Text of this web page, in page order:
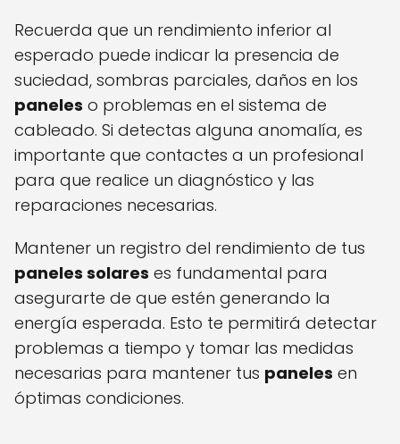
Recuerda que un rendimiento inferior al
esperado puede indicar la presencia de
suciedad, sombras parciales, daños en los
paneles o problemas en el sistema de
cableado. Si detectas alguna anomalía, es
importante que contactes a un profesional
para que realice un diagnóstico y las
reparaciones necesarias.
Mantener un registro del rendimiento de tus
paneles solares es fundamental para
asegurarte de que estén generando la
energía esperada. Esto te permitirá detectar
problemas a tiempo y tomar las medidas
necesarias para mantener tus paneles en
óptimas condiciones.